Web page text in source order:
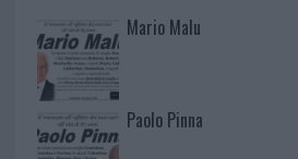
Mario Malu
Paolo Pinna